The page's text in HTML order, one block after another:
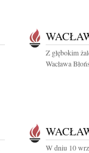
Z głębokim
Wacława
W dniu 10